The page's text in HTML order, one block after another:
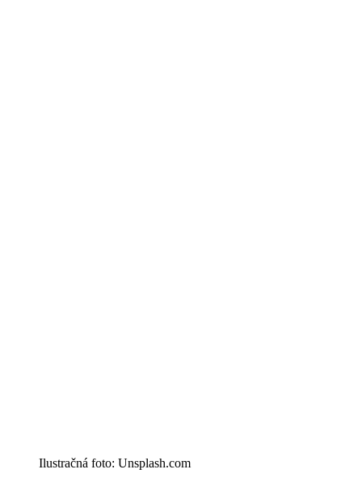
Ilustračná foto: Unsplash.com